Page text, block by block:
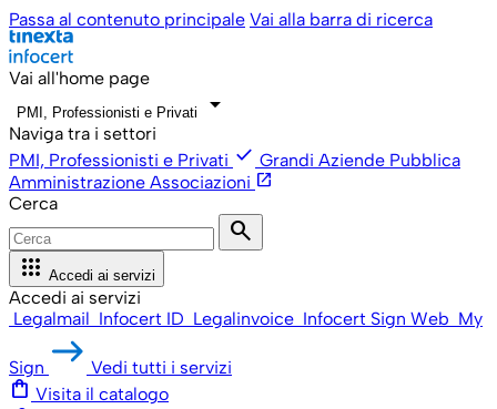
Passa al contenuto principale Vai alla barra di ricerca
Vai all'home page
PMI, Professionisti e Privati arrow_drop_down
Naviga tra i settori
PMI, Professionisti e Privati check Grandi Aziende Pubblica
Amministrazione Associazioni open_in_new
Cerca
search
apps Accedi ai servizi
Accedi ai servizi
Legalmail Infocert ID Legalinvoice Infocert Sign Web My
Sign Vedi tutti i servizi
shopping_bag Visita il catalogo